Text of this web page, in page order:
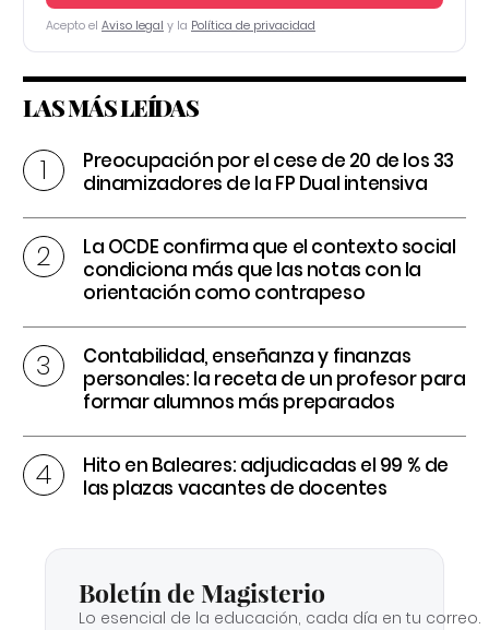
Acepto el Aviso legal y la Política de privacidad
LAS MÁS LEÍDAS
Preocupación por el cese de 20 de los 33
dinamizadores de la FP Dual intensiva
La OCDE confirma que el contexto social
condiciona más que las notas con la
orientación como contrapeso
Contabilidad, enseñanza y finanzas
personales: la receta de un profesor para
formar alumnos más preparados
Hito en Baleares: adjudicadas el 99 % de
las plazas vacantes de docentes
Boletín de Magisterio
Lo esencial de la educación, cada día en tu correo.